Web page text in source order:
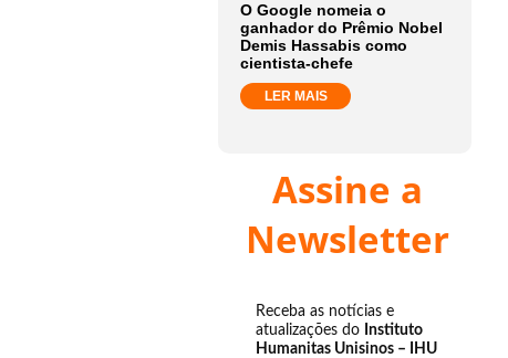
O Google nomeia o
ganhador do Prêmio Nobel
Demis Hassabis como
cientista-chefe
LER MAIS
Assine a
Newsletter
Receba as notícias e
atualizações do Instituto
Humanitas Unisinos – IHU